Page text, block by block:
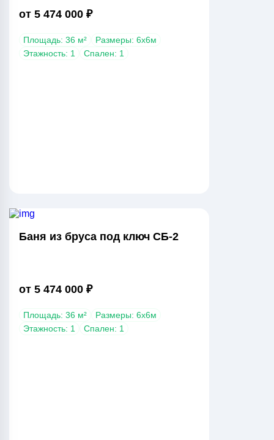
от 5 474 000 ₽
Площадь: 36 м²
Размеры: 6x6м
Этажность: 1
Спален: 1
Баня из бруса под ключ СБ-2
от 5 474 000 ₽
Площадь: 36 м²
Размеры: 6х6м
Этажность: 1
Спален: 1